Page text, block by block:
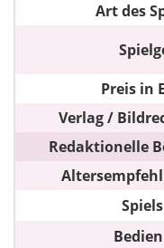
Art des
Preis in
Verlag /
Redaktionelle